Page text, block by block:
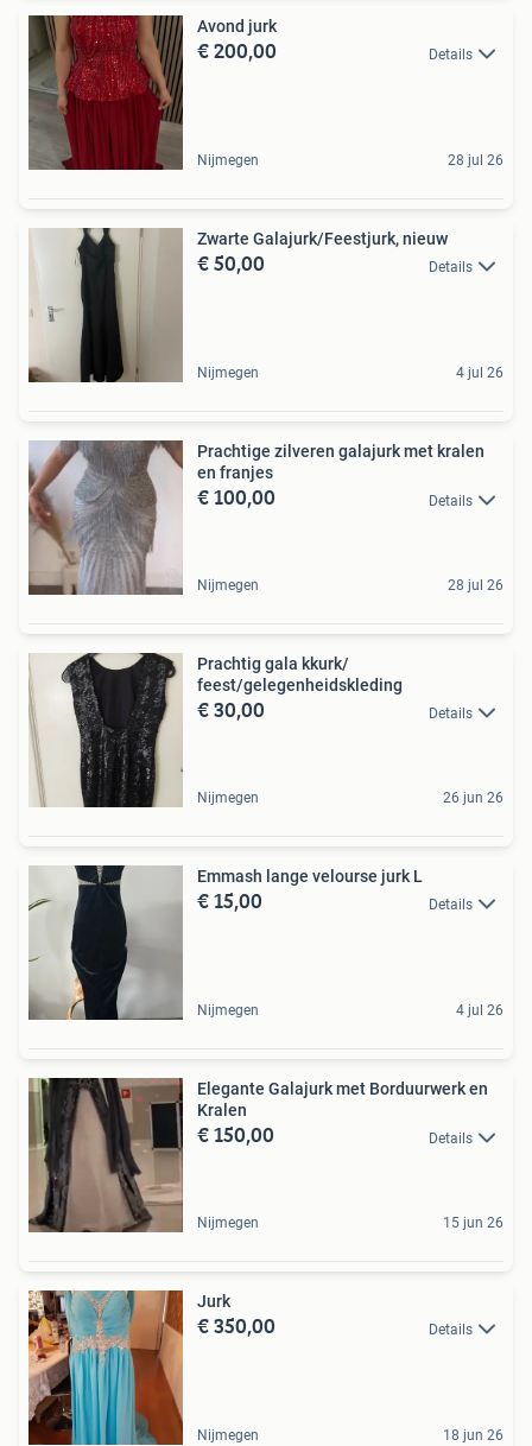
Avond jurk
€ 200,00 Details
Nijmegen 28 jul 26
Zwarte Galajurk/Feestjurk, nieuw
€ 50,00 Details
Nijmegen 4 jul 26
Prachtige zilveren galajurk met kralen
en franjes
€ 100,00 Details
Nijmegen 28 jul 26
Prachtig gala kkurk/
feest/gelegenheidskleding
€ 30,00 Details
Nijmegen 26 jun 26
Emmash lange velourse jurk L
€ 15,00 Details
Nijmegen 4 jul 26
Elegante Galajurk met Borduurwerk en
Kralen
€ 150,00 Details
Nijmegen 15 jun 26
Jurk
€ 350,00 Details
Nijmegen 18 jun 26